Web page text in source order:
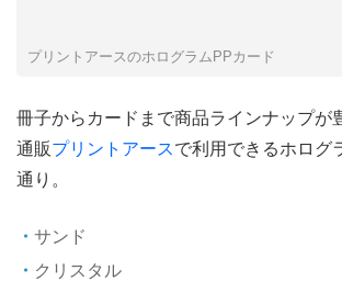
プリントアースのホログラムPPカード
冊子からカードまで商品ラインナップが
通販プリントアースで利用できるホログ
通り。
サンド
クリスタル